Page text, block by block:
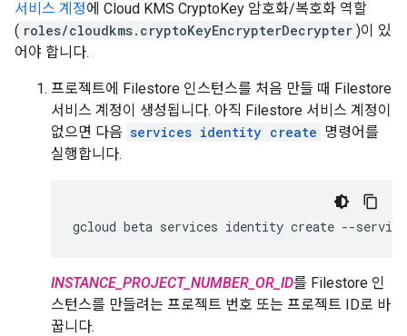
서비스 계정에 Cloud KMS CryptoKey 암호화/복호화 역할
( roles/cloudkms.cryptoKeyEncrypterDecrypter )이 있
어야 합니다.
프로젝트에 Filestore 인스턴스를 처음 만들 때 Filestore
서비스 계정이 생성됩니다. 아직 Filestore 서비스 계정이
없으면 다음 services identity create 명령어를
실행합니다.
gcloud beta services identity create --service
INSTANCE_PROJECT_NUMBER_OR_ID를 Filestore 인
스턴스를 만들려는 프로젝트 번호 또는 프로젝트 ID로 바
꿉니다.